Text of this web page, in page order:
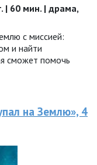
| 60 мин. | драма,
с миссией:
и найти
сможет помочь
на Землю», 4